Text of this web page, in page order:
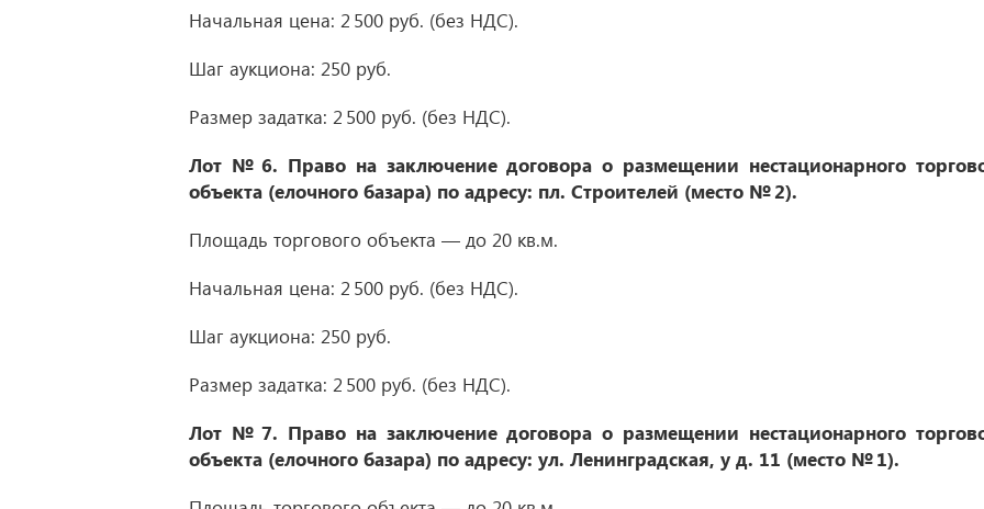
Начальная цена: 2 500 руб. (без НДС).
Шаг аукциона: 250 руб.
Размер задатка: 2 500 руб. (без НДС).
Лот № 6. Право на заключение договора о размещении нестационарного
объекта (елочного базара) по адресу: пл. Строителей (место № 2).
Площадь торгового объекта — до 20 кв.м.
Начальная цена: 2 500 руб. (без НДС).
Шаг аукциона: 250 руб.
Размер задатка: 2 500 руб. (без НДС).
Лот № 7. Право на заключение договора о размещении нестационарного
объекта (елочного базара) по адресу: ул. Ленинградская, у д. 11 (место № 1).